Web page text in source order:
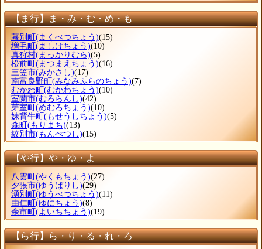
【ま行】ま・み・む・め・も
幕別町 (まくべつちょう)(15)
増毛町 (ましけちょう)(10)
真狩村(まっかりむら)(5)
松前町 (まつまえちょう)(16)
三笠市(みかさし)(17)
南富良野町 (みなみふらのちょう)(7)
むかわ町 (むかわちょう)(10)
室蘭市(むろらんし)(42)
芽室町 (めむろちょう)(10)
妹背牛町 (もせうしちょう)(5)
森町 (もりまち)(13)
紋別市(もんべつし)(15)
【や行】や・ゆ・よ
八雲町(やくもちょう)(27)
夕張市(ゆうばりし)(29)
湧別町(ゆうべつちょう)(11)
由仁町(ゆにちょう)(8)
余市町(よいちちょう)(19)
【ら行】ら・り・る・れ・ろ